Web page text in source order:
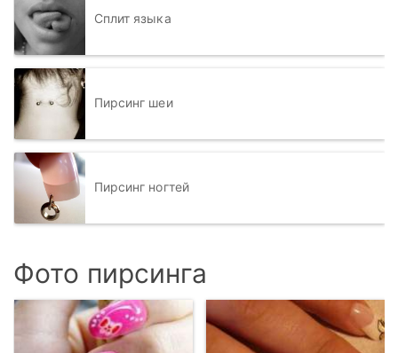
Сплит языка
Пирсинг шеи
Пирсинг ногтей
Фото пирсинга